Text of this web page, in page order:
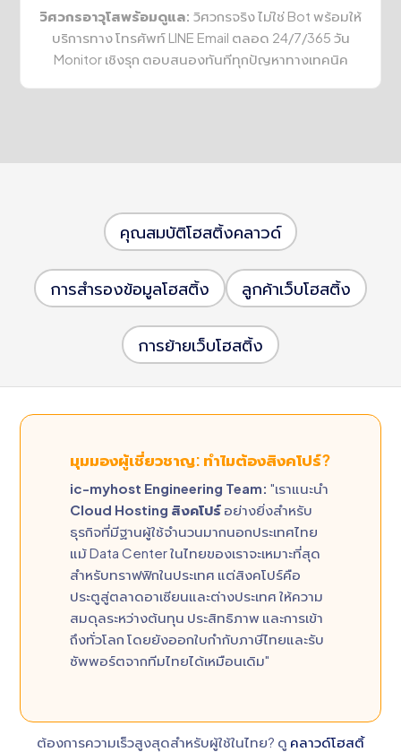
วิศวกรอาวุโสพร้อมดูแล: วิศวกรจริง ไม่ใช่ Bot พร้อมให้
บริการทาง โทรศัพท์ LINE Email ตลอด 24/7/365 วัน
Monitor เชิงรุก ตอบสนองทันทีทุกปัญหาทางเทคนิค
คุณสมบัติโฮสติ้งคลาวด์
การสำรองข้อมูลโฮสติ้ง ลูกค้าเว็บโฮสติ้ง
การย้ายเว็บโฮสติ้ง
มุมมองผู้เชี่ยวชาญ: ทำไมต้องสิงคโปร์?
ic-myhost Engineering Team: "เราแนะนำ
Cloud Hosting สิงคโปร์ อย่างยิ่งสำหรับ
ธุรกิจที่มีฐานผู้ใช้จำนวนมากนอกประเทศไทย
แม้ Data Center ในไทยของเราจะเหมาะที่สุด
สำหรับทราฟฟิกในประเทศ แต่สิงคโปร์คือ
ประตูสู่ตลาดอาเซียนและต่างประเทศ ให้ความ
สมดุลระหว่างต้นทุน ประสิทธิภาพ และการเข้า
ถึงทั่วโลก โดยยังออกใบกำกับภาษีไทยและรับ
ซัพพอร์ตจากทีมไทยได้เหมือนเดิม"
ต้องการความเร็วสูงสุดสำหรับผู้ใช้ในไทย? ดู คลาวด์โฮสติ้